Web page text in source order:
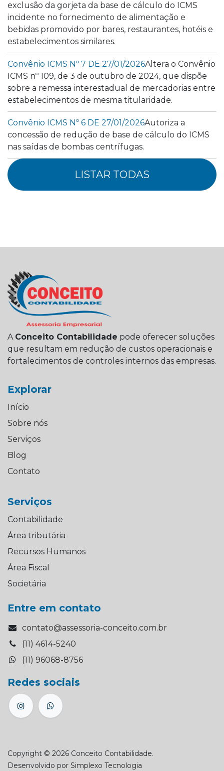
exclusão da gorjeta da base de cálculo do ICMS
incidente no fornecimento de alimentação e
bebidas promovido por bares, restaurantes, hotéis e
estabelecimentos similares.
Convênio ICMS Nº 7 DE 27/01/2026Altera o Convênio
ICMS nº 109, de 3 de outubro de 2024, que dispõe
sobre a remessa interestadual de mercadorias entre
estabelecimentos de mesma titularidade.
Convênio ICMS Nº 6 DE 27/01/2026Autoriza a
concessão de redução de base de cálculo do ICMS
nas saídas de bombas centrífugas.
LISTAR TODAS
A Conceito Contabilidade pode oferecer soluções
que resultam em redução de custos operacionais e
fortalecimentos de controles internos das empresas.
Explorar
Início
Sobre nós
Serviços
Blog
Contato
Serviços
Contabilidade
Área tributária
Recursos Humanos
Área Fiscal
Societária
Entre em contato
contato@assessoria-conceito.com.br
(11) 4614-5240
(11) 96068-8756
Redes sociais
Copyright © 2026 Conceito Contabilidade.
Desenvolvido por Simplexo Tecnologia